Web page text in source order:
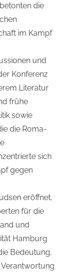
die
im Kampf
und
Konferenz
Literatur
frühe
sowie
die Roma-
sich
gegen
eröffnet,
für die
und
Hamburg
Bedeutung,